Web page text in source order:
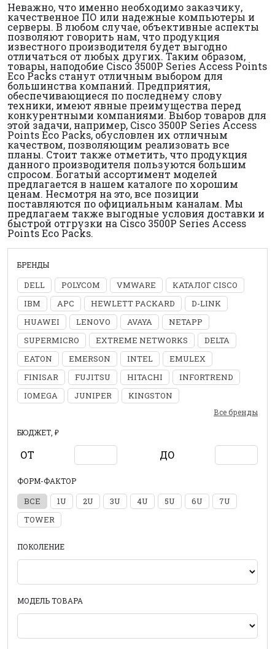
Неважно, что именно необходимо заказчику,
качественное ПО или надежные компьютеры и
серверы. В любом случае, объективные аспекты
позволяют говорить нам, что продукция
известного производителя будет выгодно
отличаться от любых других. Таким образом,
товары, наподобие Cisco 3500P Series Access Points
Eco Packs станут отличным выбором для
большинства компаний. Предприятия,
обеспечивающиеся по последнему слову
техники, имеют явные преимущества перед
конкурентными компаниями. Выбор товаров для
этой задачи, например, Cisco 3500P Series Access
Points Eco Packs, обусловлен их отличным
качеством, позволяющим реализовать все
планы. Стоит также отметить, что продукция
данного производителя пользуются большим
спросом. Богатый ассортимент моделей
предлагается в нашем каталоге по хорошим
ценам. Несмотря на это, все позиции
поставляются по официальным каналам. Мы
предлагаем также выгодные условия доставки и
быстрой отгрузки на Cisco 3500P Series Access
Points Eco Packs.
БРЕНДЫ
DELL POLYCOM VMWARE
КАТАЛОГ CISCO
IBM
APC HEWLETT PACKARD
D-LINK
HUAWEI
LENOVO AVAYA
NETAPP
SUPERMICRO
EXTREME NETWORKS
DELTA
EATON
EMERSON INTEL
EMULEX
FINISAR
FUJITSU HITACHI
INFORTREND
IOMEGA
JUNIPER KINGSTON
Все бренды
БЮДЖЕТ, ₽
ОТ ДО
ФОРМ-ФАКТОР
ВСЕ 1U 2U 3U 4U 5U 6U
7U
TOWER
ПОКОЛЕНИЕ
МОДЕЛЬ ТОВАРА